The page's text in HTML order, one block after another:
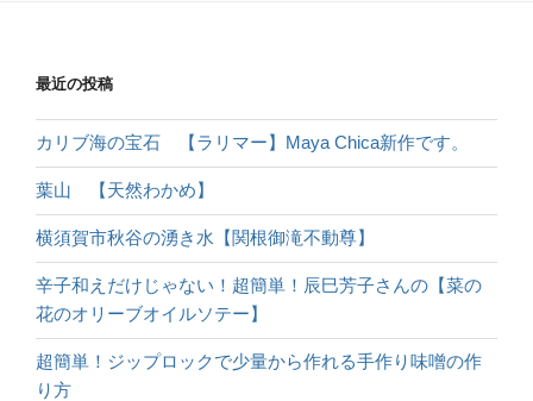
最近の投稿
カリブ海の宝石 【ラリマー】Maya Chica新作です。
葉山 【天然わかめ】
横須賀市秋谷の湧き水【関根御滝不動尊】
辛子和えだけじゃない！超簡単！辰巳芳子さんの【菜の
花のオリーブオイルソテー】
超簡単！ジップロックで少量から作れる手作り味噌の作
り方